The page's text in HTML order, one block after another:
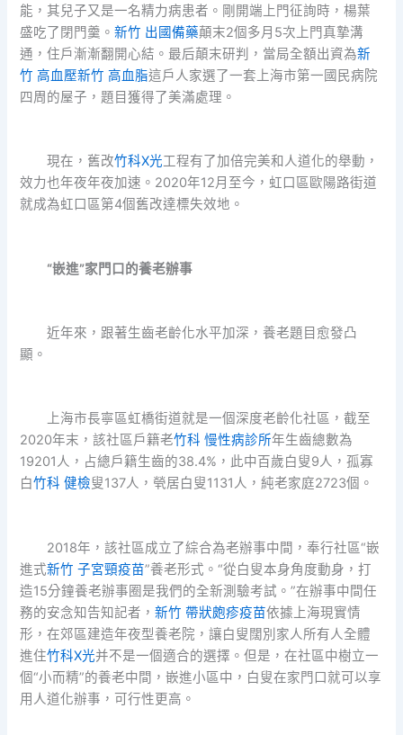
能，其兒子又是一名精力病患者。剛開端上門征詢時，楊葉
盛吃了閉門羹。新竹 出國備藥顛末2個多月5次上門真摯溝
通，住戶漸漸翻開心結。最后顛末研判，當局全額出資為新
竹 高血壓新竹 高血脂這戶人家選了一套上海市第一國民病院
四周的屋子，題目獲得了美滿處理。
現在，舊改竹科X光工程有了加倍完美和人道化的舉動，
效力也年夜年夜加速。2020年12月至今，虹口區歐陽路街道
就成為虹口區第4個舊改達標失效地。
“嵌進”家門口的養老辦事
近年來，跟著生齒老齡化水平加深，養老題目愈發凸
顯。
上海市長寧區虹橋街道就是一個深度老齡化社區，截至
2020年末，該社區戶籍老竹科 慢性病診所年生齒總數為
19201人，占總戶籍生齒的38.4%，此中百歲白叟9人，孤寡
白竹科 健檢叟137人，煢居白叟1131人，純老家庭2723個。
2018年，該社區成立了綜合為老辦事中間，奉行社區“嵌
進式新竹 子宮頸疫苗”養老形式。“從白叟本身角度動身，打
造15分鐘養老辦事圈是我們的全新測驗考試。”在辦事中間任
務的安念知告知記者，新竹 帶狀皰疹疫苗依據上海現實情
形，在郊區建造年夜型養老院，讓白叟闊別家人所有人全體
進住竹科X光并不是一個適合的選擇。但是，在社區中樹立一
個“小而精”的養老中間，嵌進小區中，白叟在家門口就可以享
用人道化辦事，可行性更高。